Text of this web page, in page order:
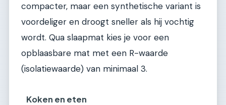
compacter, maar een synthetische variant is
voordeliger en droogt sneller als hij vochtig
wordt. Qua slaapmat kies je voor een
opblaasbare mat met een R-waarde
(isolatiewaarde) van minimaal 3.
Koken en eten